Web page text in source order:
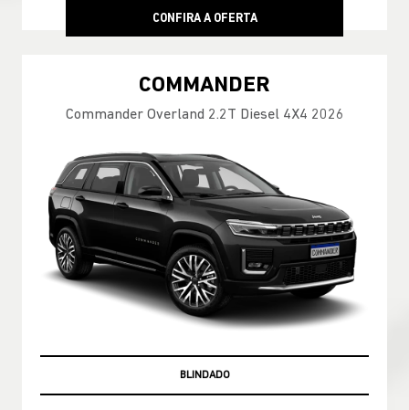
CONFIRA A OFERTA
COMMANDER
Commander Overland 2.2T Diesel 4X4 2026
PRONTA-ENTREGA